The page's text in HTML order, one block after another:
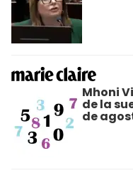
Mhoni
de la
de